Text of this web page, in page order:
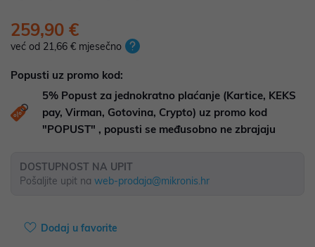
259,90 €
već od 21,66 € mjesečno
Popusti uz promo kod:
5% Popust za jednokratno plaćanje (Kartice, KEKS
pay, Virman, Gotovina, Crypto) uz promo kod
"POPUST" , popusti se međusobno ne zbrajaju
DOSTUPNOST NA UPIT
Pošaljite upit na web-prodaja@mikronis.hr
Dodaj u favorite